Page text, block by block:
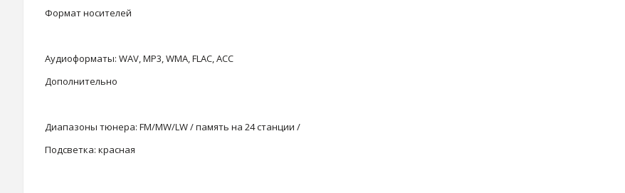
Формат носителей
Аудиоформаты: WAV, MP3, WMA, FLAC, ACC
Дополнительно
Диапазоны тюнера: FM/MW/LW / память на 24 станции /
Подсветка: красная